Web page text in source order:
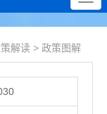
解读 > 政策图解